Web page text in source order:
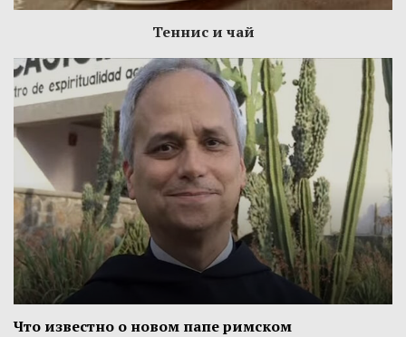
Теннис и чай
Что известно о новом папе римском